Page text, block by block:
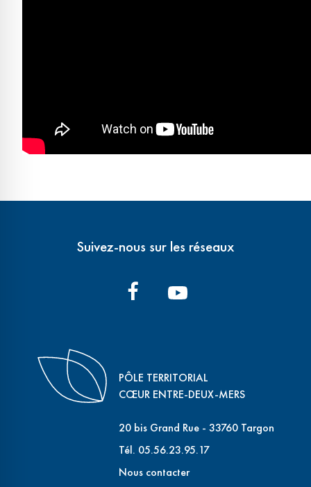
Suivez-nous sur les réseaux
PÔLE TERRITORIAL
CŒUR ENTRE-DEUX-MERS
20 bis Grand Rue - 33760 Targon
Tél. 05.56.23.95.17
Nous contacter